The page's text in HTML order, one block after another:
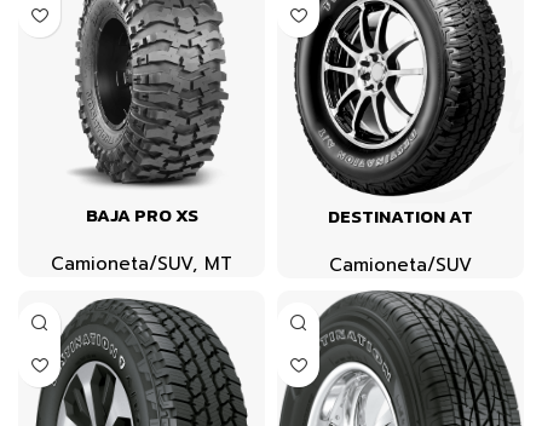
BAJA PRO XS
Camioneta/SUV, MT
DESTINATION AT
Camioneta/SUV